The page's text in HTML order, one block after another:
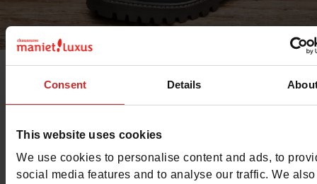
Consent Details
This website uses cookies
We use cookies to personalise content and ads, to
social media features and to analyse our traffic. We
pour les enfants à des prix compétitifs.
Que ce soit des chaussures pour les premiers pas de vos